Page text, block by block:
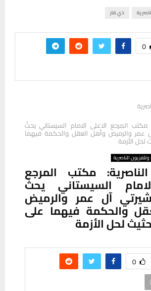
ذي قار
0
مكتب المرجع الاعلى الامام السيستاني يحثّ
عمر والرميض وأهل العقل والحكمة فيهما
لحل الأزمة
الناصرية
مكتب المرجع
السيستاني يحثّ
آل عمر والرميض
والحكمة فيهما على
لحل الأزمة
0